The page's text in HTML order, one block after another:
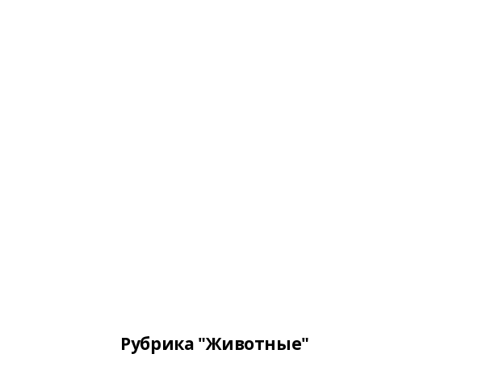
Рубрика "Животные"